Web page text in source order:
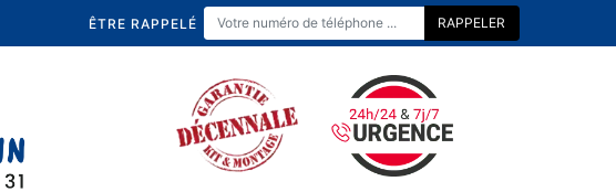
ÊTRE RAPPELÉ